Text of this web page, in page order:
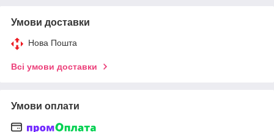
Умови доставки
Нова Пошта
Всі умови доставки
Умови оплати